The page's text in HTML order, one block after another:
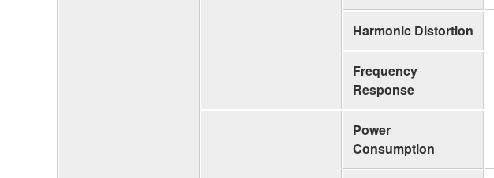
Harmonic Distortion
Frequency
Response
Power
Consumption